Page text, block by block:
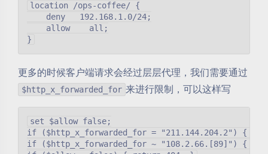
location /ops-coffee/ {
    deny   192.168.1.0/24;
    allow    all;
更多的时候客户端请求会经过层层代理，我们需要通过
$http_x_forwarded_for 来进行限制，可以这样写
set $allow false;
if ($http_x_forwarded_for = "211.144.204.2") {
if ($http_x_forwarded_for ~ "108.2.66.[89]") {